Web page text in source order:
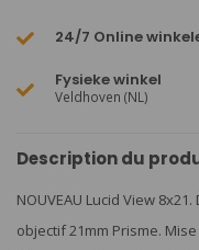
24/7 Online
Fysieke winkel
Veldhoven (NL)
Description du
NOUVEAU Lucid View
objectif 21mm Prisme.